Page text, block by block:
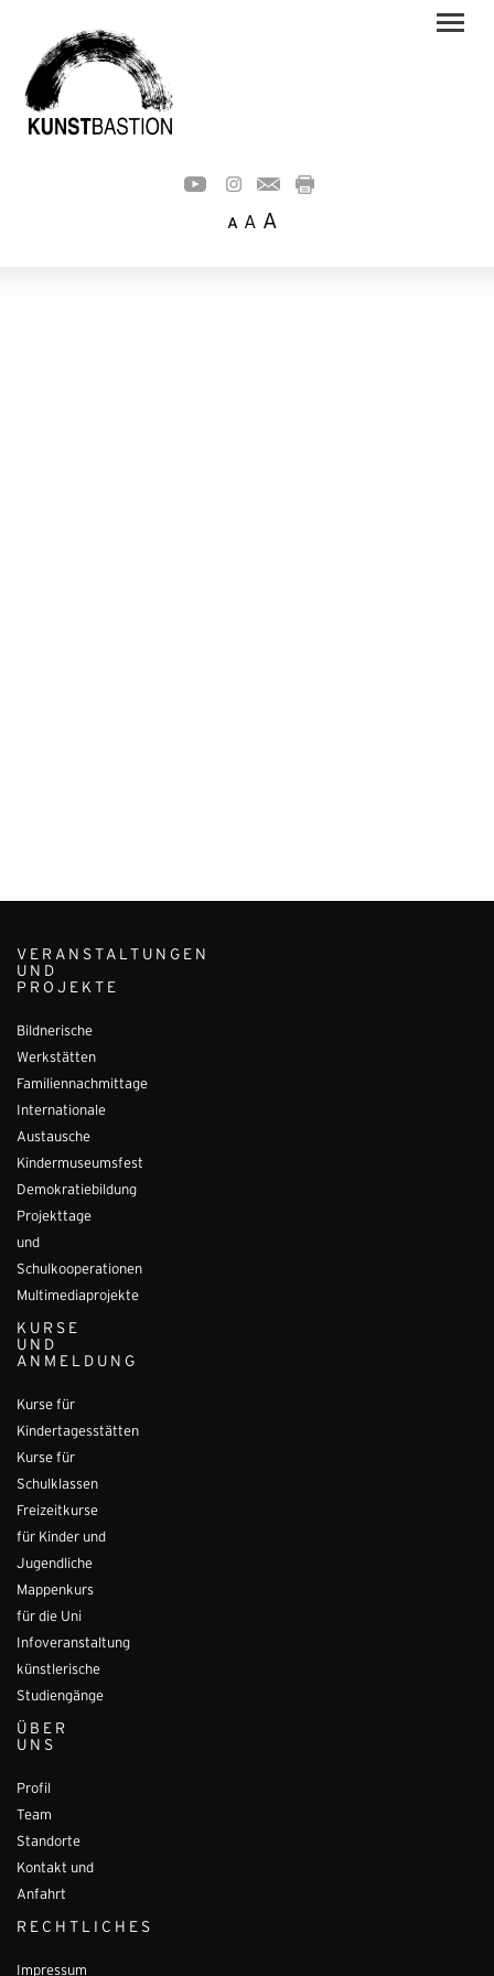
A A A
VERANSTALTUNGEN
UND
PROJEKTE
Bildnerische
Werkstätten
Familiennachmittage
Internationale
Austausche
Kindermuseumsfest
Demokratiebildung
Projekttage
und
Schulkooperationen
Multimediaprojekte
KURSE
UND
ANMELDUNG
Kurse für
Kindertagesstätten
Kurse für
Schulklassen
Freizeitkurse
für Kinder und
Jugendliche
Mappenkurs
für die Uni
Infoveranstaltung
künstlerische
Studiengänge
ÜBER
UNS
Profil
Team
Standorte
Kontakt und
Anfahrt
RECHTLICHES
Impressum